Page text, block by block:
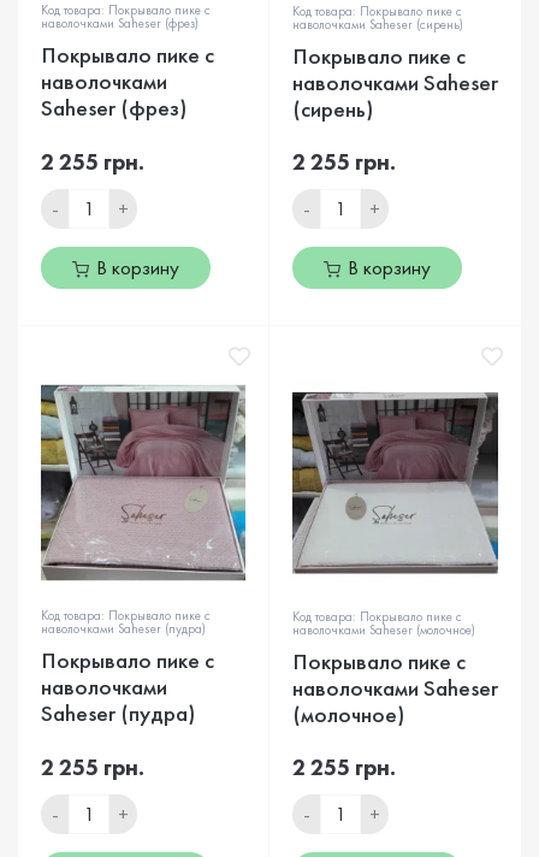
Код товара: Покрывало пике с
наволочками Saheser (фрез)
Покрывало пике с
наволочками
Saheser (фрез)
2 255 грн.
- +
В корзину
Код товара: Покрывало пике с
наволочками Saheser (сирень)
Покрывало пике с
наволочками Saheser
(сирень)
2 255 грн.
- +
В корзину
Код товара: Покрывало пике с
наволочками Saheser (пудра)
Покрывало пике с
наволочками
Saheser (пудра)
2 255 грн.
- +
Код товара: Покрывало пике с
наволочками Saheser (молочное)
Покрывало пике с
наволочками Saheser
(молочное)
2 255 грн.
- +